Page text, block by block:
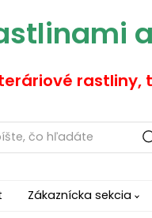
Zákaznícka sekcia